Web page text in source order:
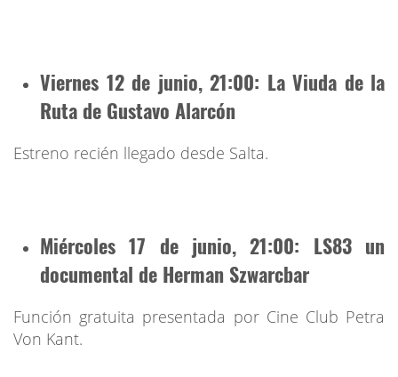
Viernes 12 de junio, 21:00: La Viuda de la
Ruta de Gustavo Alarcón
Estreno recién llegado desde Salta.
Miércoles 17 de junio, 21:00: LS83 un
documental de Herman Szwarcbar
Función gratuita presentada por Cine Club Petra
Von Kant.